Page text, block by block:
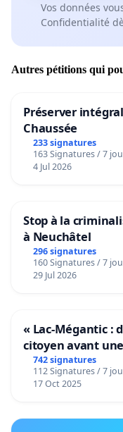
Vos données
Confidentialité
Autres pétitions qui
Préserver
Chaussée
233 signatures
163 Signatures / 7
4 Jul 2026
Stop à la
à Neuchâtel
296 signatures
160 Signatures / 7
29 Jul 2026
« Lac-Mégantic :
citoyen avant
de notre territoire
742 signatures
112 Signatures / 7
17 Oct 2025